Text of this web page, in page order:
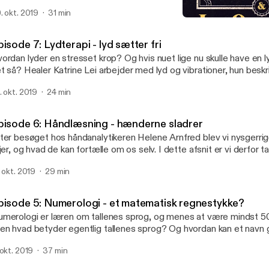
energier. De kalder engle for det blideste lys man kan
på kinden på en forårsdag, men er engle ikke noget med
er englekort egentlig? Tag med i engleskole. Tilrettelæggelse, speak og
Cecilie Wortziger. Musik: Frej Levin.
okt. 2019 31 min
7: Lydterapi - lyd sætter fri
lyder en stresset krop? Og hvis nuet lige nu skulle have en
så? Healer Katrine Lei arbejder med lyd og vibrationer, hun
massage og clairvoyance, tolker hun Cecilies indre
og produktion: Cecilie Wortziger. Musik: Frej Levin.
okt. 2019 24 min
6: Håndlæsning - hænderne sladrer
besøget hos håndanalytikeren Helene Arnfred blev vi
og hvad de kan fortælle om os selv. I dette afsnit er vi derfor
og derigennem hjælper hun sine klienter med at finde sig
det foregår, kan du høre i dette afsnit. Tilrettelæggelse og produktion:
Wortziger. Musik: Frej Levin.
okt. 2019 29 min
5: Numerologi - et matematisk regnestykke?
er læren om tallenes sprog, og menes at være mindst
hvad betyder egentlig tallenes sprog? Og hvordan kan et navn
vi numerolog og clairvoyant Line Vilstrup, som giver Cecilie
2019 37 min